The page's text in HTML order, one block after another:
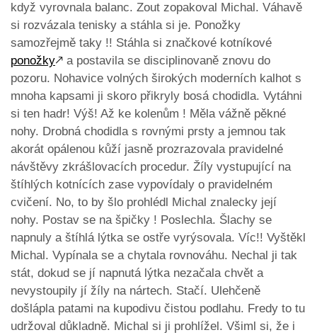
když vyrovnala balanc. Zout zopakoval Michal. Váhavě
si rozvázala tenisky a stáhla si je. Ponožky
samozřejmě taky !! Stáhla si značkové kotníkové
ponožky🡕 a postavila se disciplinovaně znovu do
pozoru. Nohavice volných širokých moderních kalhot s
mnoha kapsami ji skoro přikryly bosá chodidla. Vytáhni
si ten hadr! Výš! Až ke kolenům ! Měla vážně pěkné
nohy. Drobná chodidla s rovnými prsty a jemnou tak
akorát opálenou kůží jasně prozrazovala pravidelné
návštěvy zkrášlovacích procedur. Žíly vystupující na
štíhlých kotnících zase vypovídaly o pravidelném
cvičení. No, to by šlo prohlédl Michal znalecky její
nohy. Postav se na špičky ! Poslechla. Šlachy se
napnuly a štíhlá lýtka se ostře vyrýsovala. Víc!! Vyštěkl
Michal. Vypínala se a chytala rovnováhu. Nechal ji tak
stát, dokud se jí napnutá lýtka nezačala chvět a
nevystoupily jí žíly na nártech. Stačí. Ulehčeně
došlápla patami na kupodivu čistou podlahu. Fredy to tu
udržoval důkladně. Michal si ji prohlížel. Všiml si, že i